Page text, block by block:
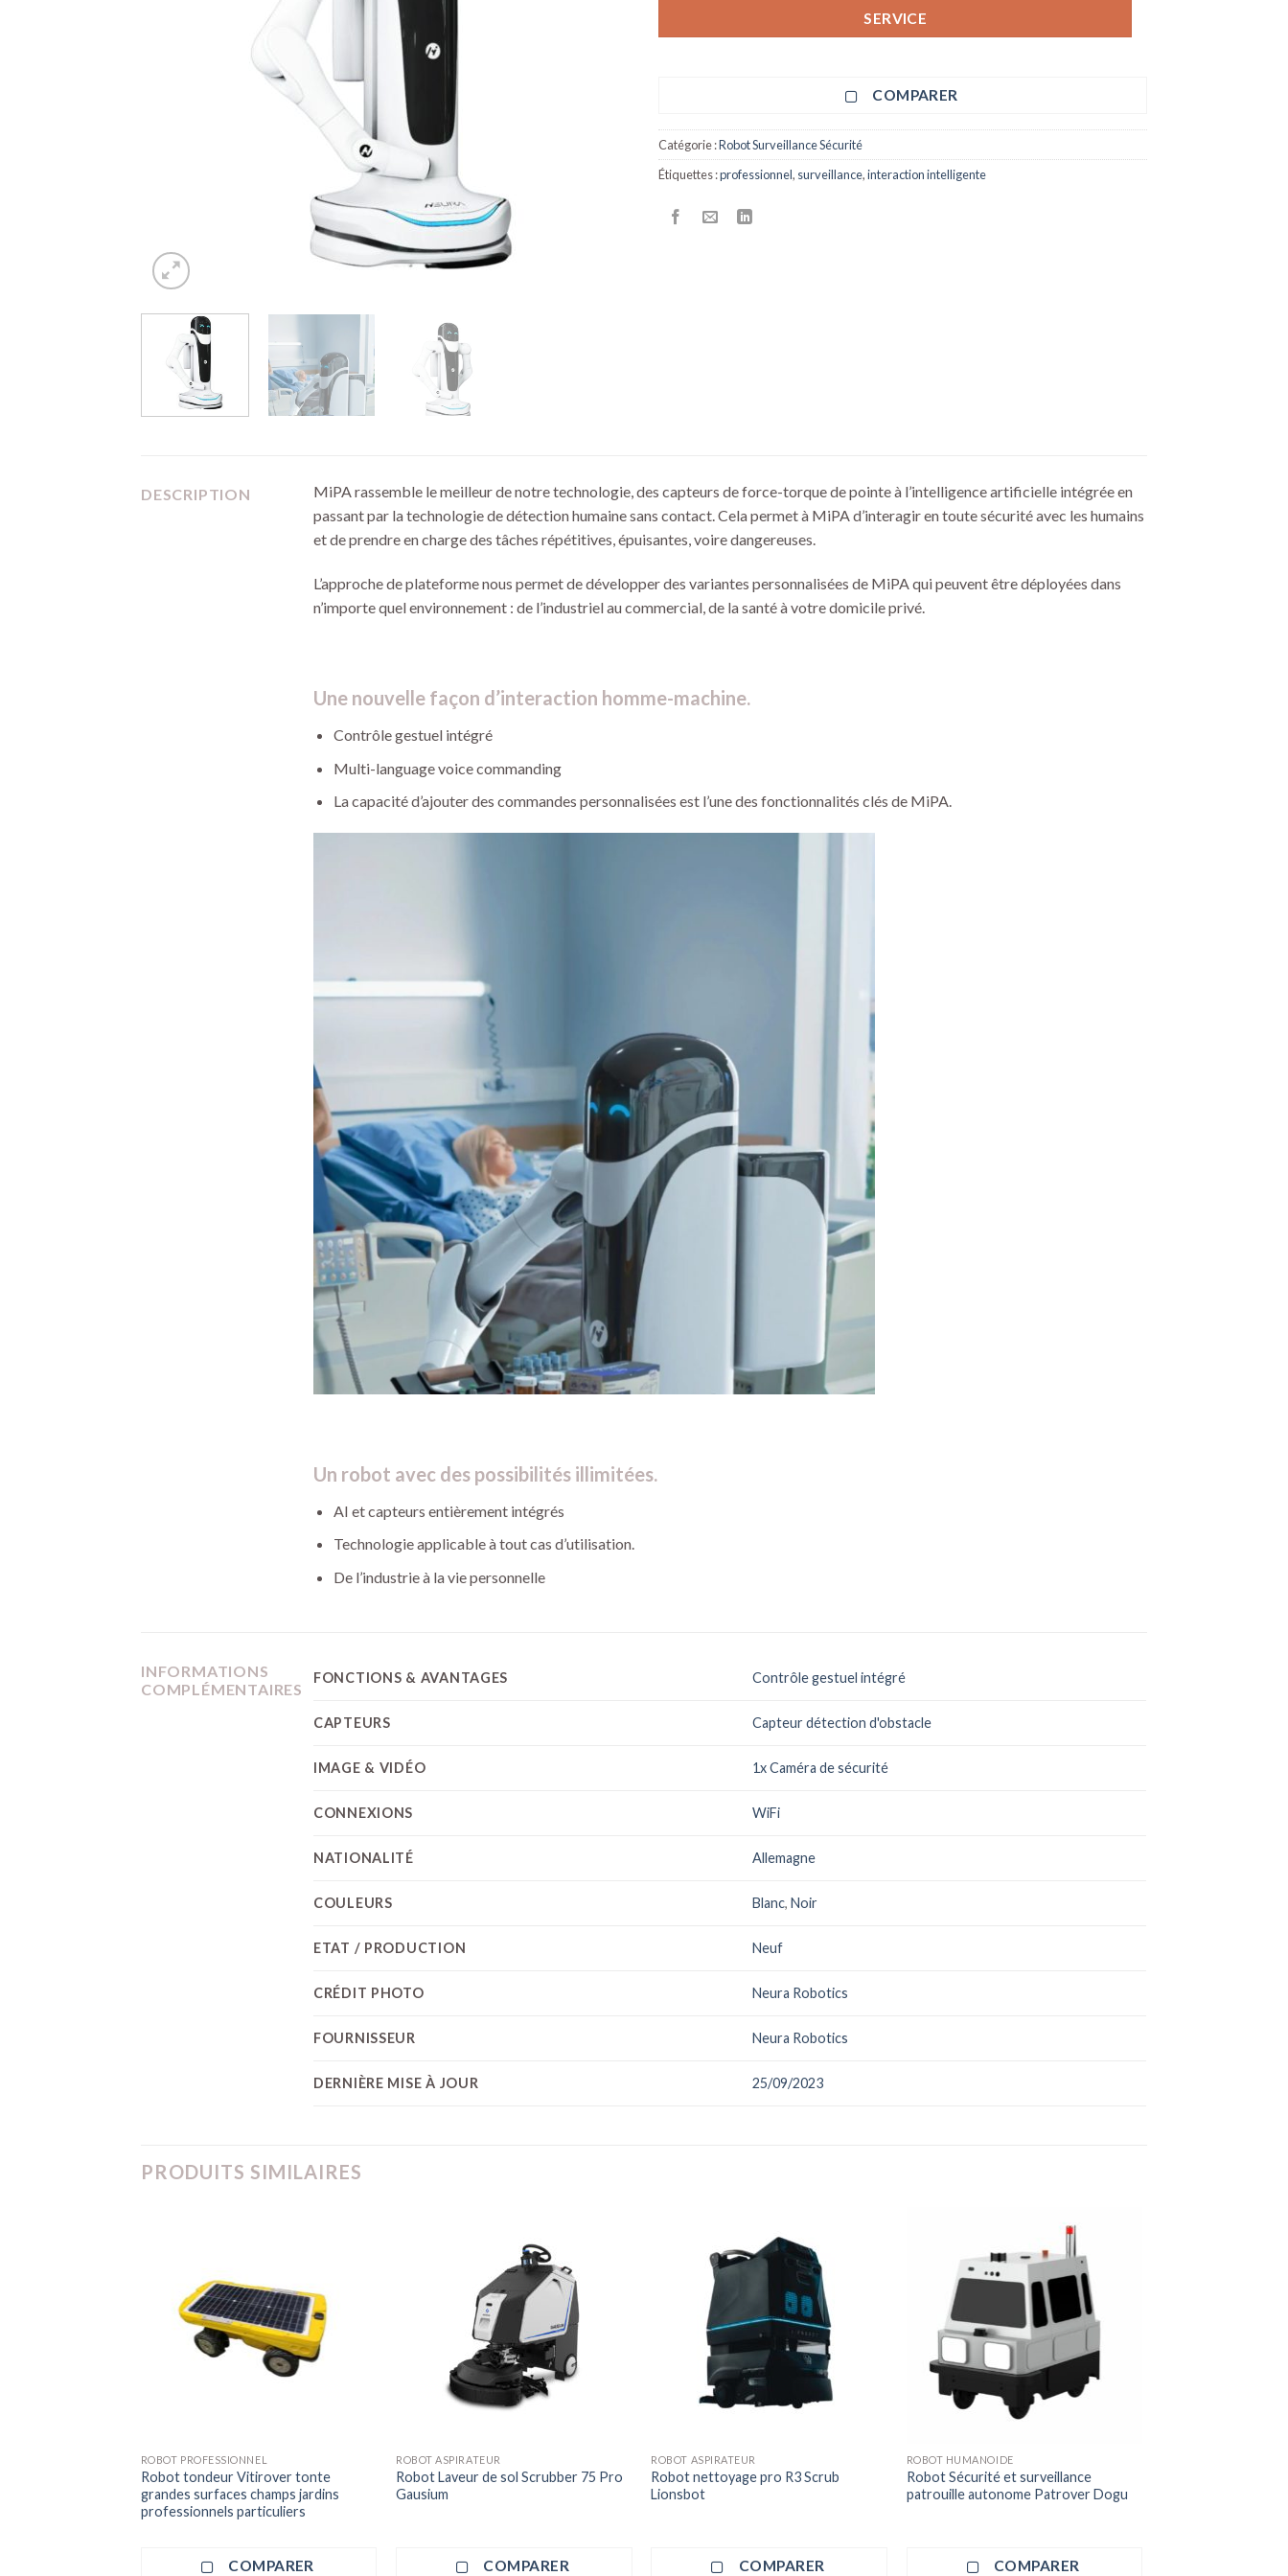
SERVICE
COMPARER
Catégorie :Robot Surveillance Sécurité
Étiquettes :professionnel, surveillance,interaction intelligente
DESCRIPTION
MiPA rassemble le meilleur de notre technologie, des capteurs de force-torque de pointe à l’intelligence artificielle intégrée en
passant par la technologie de détection humaine sans contact. Cela permet à MiPA d’interagir en toute sécurité avec les humains
et de prendre en charge des tâches répétitives, épuisantes, voire dangereuses.
L’approche de plateforme nous permet de développer des variantes personnalisées de MiPA qui peuvent être déployées dans
n’importe quel environnement : de l’industriel au commercial, de la santé à votre domicile privé.
Une nouvelle façon d’interaction homme-machine.
Contrôle gestuel intégré
Multi-language voice commanding
La capacité d’ajouter des commandes personnalisées est l’une des fonctionnalités clés de MiPA.
Un robot avec des possibilités illimitées.
AI et capteurs entièrement intégrés
Technologie applicable à tout cas d’utilisation.
De l’industrie à la vie personnelle
INFORMATIONS
COMPLÉMENTAIRES
FONCTIONS & AVANTAGES Contrôle gestuel intégré
CAPTEURS Capteur détection d'obstacle
IMAGE & VIDÉO 1x Caméra de sécurité
CONNEXIONS WiFi
NATIONALITÉ Allemagne
COULEURS Blanc,Noir
ETAT / PRODUCTION Neuf
CRÉDIT PHOTO Neura Robotics
FOURNISSEUR Neura Robotics
DERNIÈRE MISE À JOUR 25/09/2023
PRODUITS SIMILAIRES
ROBOT PROFESSIONNEL
Robot tondeur Vitirover tonte
grandes surfaces champs jardins
professionnels particuliers
COMPARER
ROBOT ASPIRATEUR
Robot Laveur de sol Scrubber 75 Pro
Gausium
COMPARER
ROBOT ASPIRATEUR
Robot nettoyage pro R3 Scrub
Lionsbot
COMPARER
ROBOT HUMANOIDE
Robot Sécurité et surveillance
patrouille autonome Patrover Dogu
COMPARER